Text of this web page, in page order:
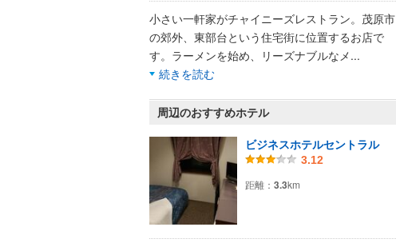
小さい一軒家がチャイニーズレストラン。茂原市
の郊外、東部台という住宅街に位置するお店で
す。ラーメンを始め、リーズナブルなメ...
続きを読む
周辺のおすすめホテル
ビジネスホテルセントラル
3.12
距離： 3.3km